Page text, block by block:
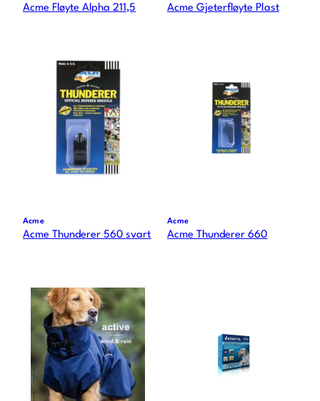
Acme Fløyte Alpha 211,5 Acme Gjeterfløyte Plast
Acme
Acme Thunderer 560 svart
Acme
Acme Thunderer 660